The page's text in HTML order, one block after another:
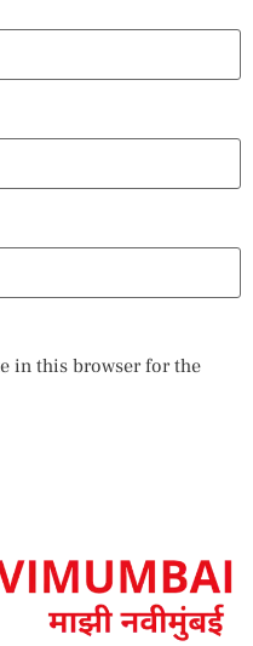
in this browser for the